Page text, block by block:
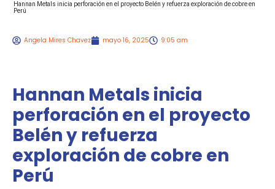
Hannan Metals inicia perforación en el proyecto Belén y refuerza exploración de cobre en
Perú
Angela Mires Chavez mayo 16, 2025 9:05 am
Hannan Metals inicia
perforación en el proyecto
Belén y refuerza
exploración de cobre en
Perú